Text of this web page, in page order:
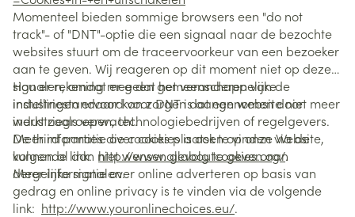
Momenteel bieden sommige browsers een "do not
track"- of "DNT"-optie die een signaal naar de bezochte
websites stuurt om de traceervoorkeur van een bezoeker
aan te geven. Wij reageren op dit moment niet op deze
signalen, omdat er geen gemeenschappelijke
industriestandaard voor DNT is aangenomen door
industriegroepen, technologiebedrijven of regelgevers.
De third parties die cookies plaatsen op onze Website,
kunnen al dan niet wensen gevolg te geven aan
dergelijke signalen.
Hou er rekening mee dat het veranderen van de
instellingen ervoor kan zorgen dat een website niet meer
werkt zoals verwacht.
Meer informatie over cookies is ook te vinden via de
volgende link: http://www.allaboutcookies.org/.
Meer informatie over online adverteren op basis van
gedrag en online privacy is te vinden via de volgende
link: http://www.youronlinechoices.eu/.